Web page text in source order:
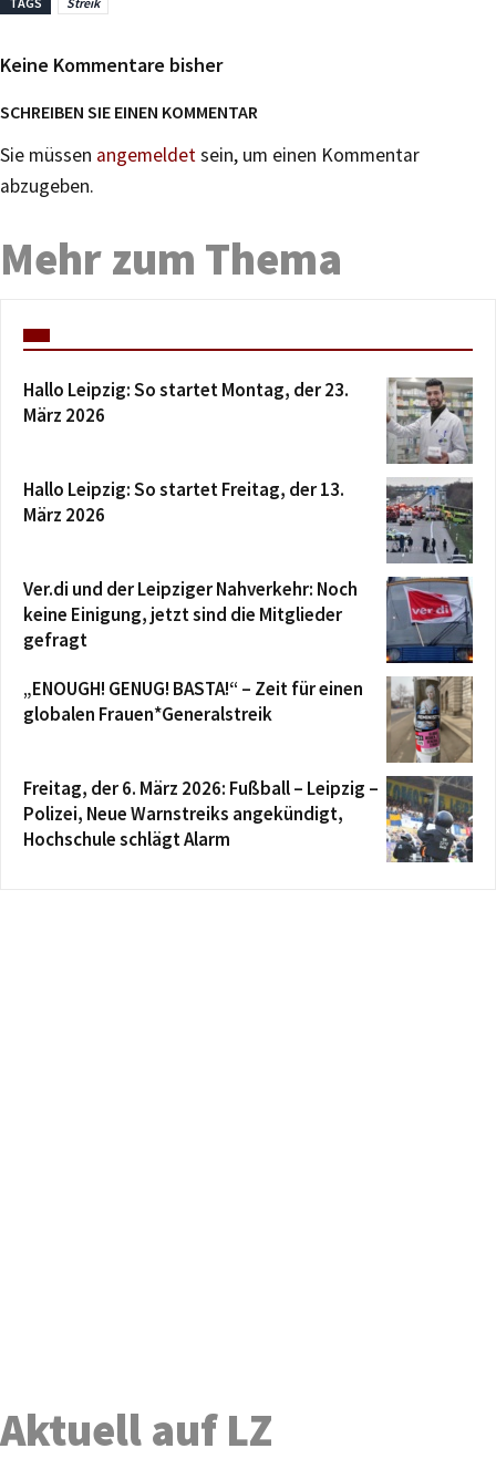
Keine Kommentare bisher
SCHREIBEN SIE EINEN KOMMENTAR
Sie müssen angemeldetsein, um einen Kommentar
abzugeben.
Mehr zum Thema
Hallo Leipzig: So startet Montag, der 23.
März 2026
Hallo Leipzig: So startet Freitag, der 13.
März 2026
Ver.di und der Leipziger Nahverkehr: Noch
keine Einigung, jetzt sind die Mitglieder
gefragt
„ENOUGH! GENUG! BASTA!“ – Zeit für einen
globalen Frauen*Generalstreik
Freitag, der 6. März 2026: Fußball – Leipzig –
Polizei, Neue Warnstreiks angekündigt,
Hochschule schlägt Alarm
Aktuell auf LZ